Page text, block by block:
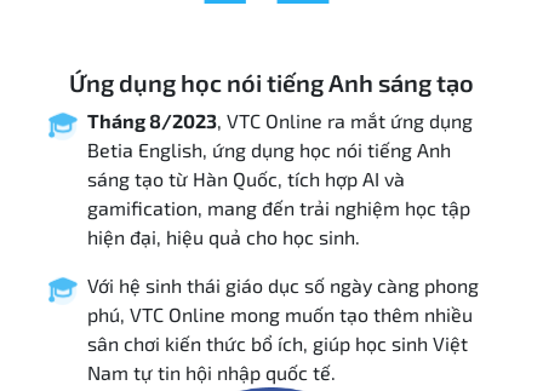
Ứng dụng học nói tiếng Anh sáng tạo
Tháng 8/2023, VTC Online ra mắt ứng dụng
Betia English, ứng dụng học nói tiếng Anh
sáng tạo từ Hàn Quốc, tích hợp AI và
gamification, mang đến trải nghiệm học tập
hiện đại, hiệu quả cho học sinh.
Với hệ sinh thái giáo dục số ngày càng phong
phú, VTC Online mong muốn tạo thêm nhiều
sân chơi kiến thức bổ ích, giúp học sinh Việt
Nam tự tin hội nhập quốc tế.